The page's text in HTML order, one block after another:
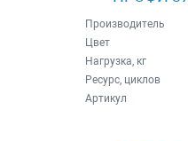
Производитель
Цвет
Нагрузка, кг
Ресурс, циклов
Артикул